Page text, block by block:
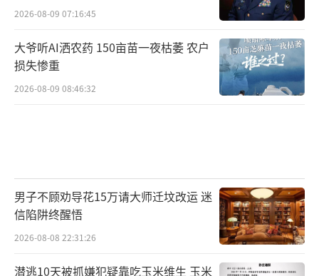
2026-08-09 07:16:45
大爷听AI洒农药 150亩苗一夜枯萎 农户
损失惨重
2026-08-09 08:46:32
男子不顾劝导花15万请大师迁坟改运 迷
信陷阱终醒悟
2026-08-08 22:31:26
潜逃10天被抓嫌犯疑靠吃玉米维生 玉米